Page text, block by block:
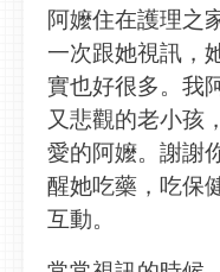
阿嬤住在護理之
一次跟她視訊，
實也好很多。我
又悲觀的老小孩
愛的阿嬤。謝謝
醒她吃藥，吃保
互動。